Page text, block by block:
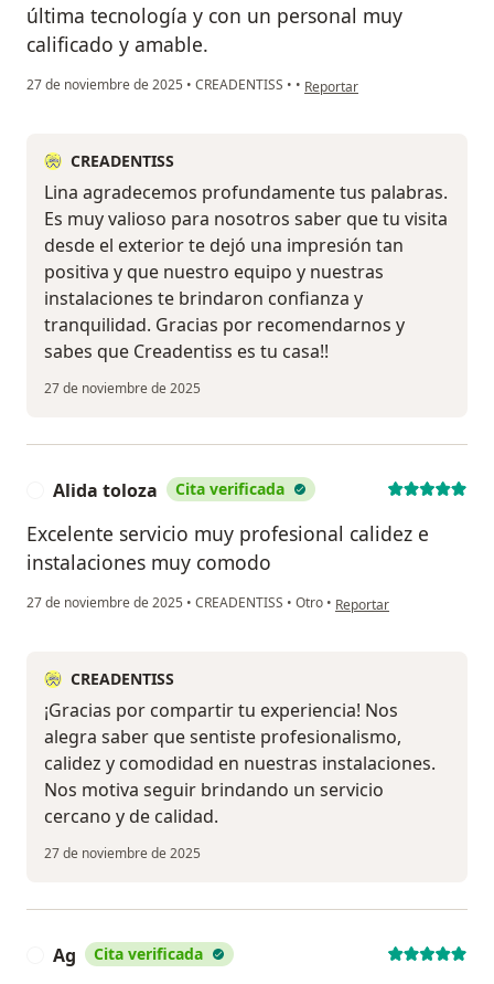
última tecnología y con un personal muy
calificado y amable.
27 de noviembre de 2025 • CREADENTISS • • en opinión del usuario Lina
Reportar
CREADENTISS
Lina agradecemos profundamente tus palabras.
Es muy valioso para nosotros saber que tu visita
desde el exterior te dejó una impresión tan
positiva y que nuestro equipo y nuestras
instalaciones te brindaron confianza y
tranquilidad. Gracias por recomendarnos y
sabes que Creadentiss es tu casa!!
27 de noviembre de 2025
Alida toloza Cita verificada
Excelente servicio muy profesional calidez e
instalaciones muy comodo
27 de noviembre de 2025 • CREADENTISS • Otro • en opinión del usuario
Reportar
CREADENTISS
¡Gracias por compartir tu experiencia! Nos
alegra saber que sentiste profesionalismo,
calidez y comodidad en nuestras instalaciones.
Nos motiva seguir brindando un servicio
cercano y de calidad.
27 de noviembre de 2025
Ag Cita verificada